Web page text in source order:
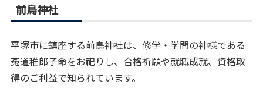
前鳥神社
平塚市に鎮座する前鳥神社は、修学・学問の神様である
菟道稚郎子命をお祀りし、合格祈願や就職成就、資格取
得のご利益で知られています。